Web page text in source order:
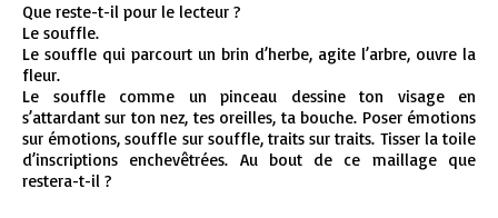
Que reste-t-il pour le lecteur ?
Le souffle.
Le souffle qui parcourt un brin d’herbe, agite l’arbre, ouvre la
fleur.
Le souffle comme un pinceau dessine ton visage en
s’attardant sur ton nez, tes oreilles, ta bouche. Poser émotions
sur émotions, souffle sur souffle, traits sur traits. Tisser la toile
d’inscriptions enchevêtrées. Au bout de ce maillage que
restera-t-il ?